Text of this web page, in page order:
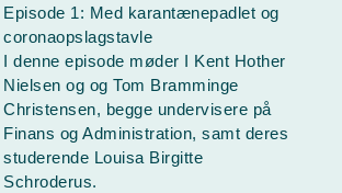
Episode 1: Med karantænepadlet og
coronaopslagstavle
I denne episode møder I Kent Hother
Nielsen og og Tom Bramminge
Christensen, begge undervisere på
Finans og Administration, samt deres
studerende Louisa Birgitte
Schroderus.